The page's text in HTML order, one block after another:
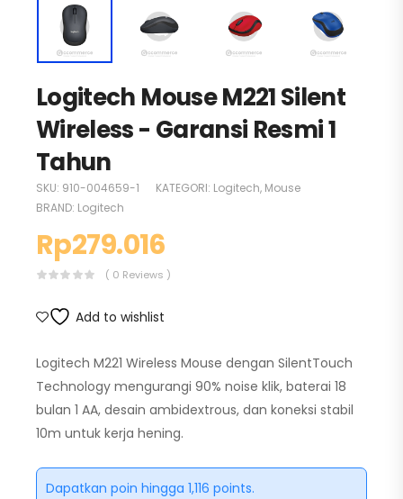
Logitech Mouse M221 Silent
Wireless - Garansi Resmi 1
Tahun
SKU: 910-004659-1 KATEGORI: Logitech, Mouse
BRAND: Logitech
Rp279.016
( 0 Reviews )
Add to wishlist
Logitech M221 Wireless Mouse dengan SilentTouch
Technology mengurangi 90% noise klik, baterai 18
bulan 1 AA, desain ambidextrous, dan koneksi stabil
10m untuk kerja hening.
Dapatkan poin hingga 1,116 points.